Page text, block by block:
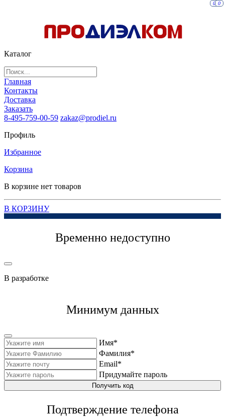
Каталог
Главная
Контакты
Доставка
Заказать
8-495-759-00-59 zakaz@prodiel.ru
Профиль
Избранное
0
Корзина
0
В корзине нет товаров
В КОРЗИНУ
Временно недоступно
В разработке
Минимум данных
Имя*
Фамилия*
Email*
Придумайте пароль
Получить код
Подтверждение телефона